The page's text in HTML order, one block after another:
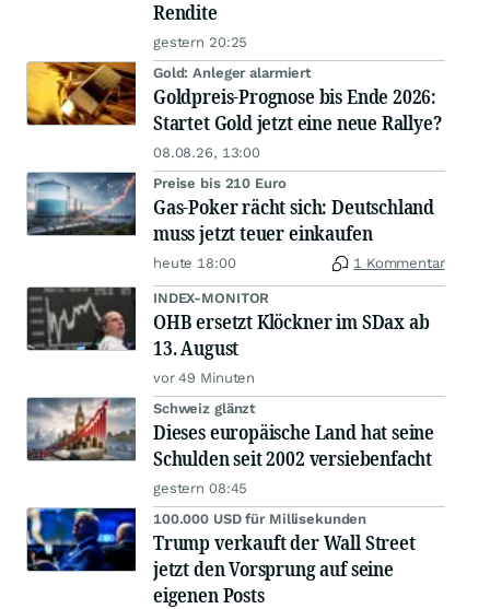
Rendite
gestern 20:25
Gold: Anleger alarmiert
Goldpreis-Prognose bis Ende 2026:
Startet Gold jetzt eine neue Rallye?
08.08.26, 13:00
Preise bis 210 Euro
Gas-Poker rächt sich: Deutschland
muss jetzt teuer einkaufen
heute 18:00 1 Kommentar
INDEX-MONITOR
OHB ersetzt Klöckner im SDax ab
13. August
vor 49 Minuten
Schweiz glänzt
Dieses europäische Land hat seine
Schulden seit 2002 versiebenfacht
gestern 08:45
100.000 USD für Millisekunden
Trump verkauft der Wall Street
jetzt den Vorsprung auf seine
eigenen Posts